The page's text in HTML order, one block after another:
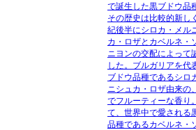
で誕生した黒ブドウ品
その歴史は比較的新し
紀後半にシロカ・メル
カ・ロザとカベルネ・
ニヨンの交配によって
した。ブルガリアを代
ブドウ品種であるシロ
ニシュカ・ロザ由来の
でフルーティーな香り
て、世界中で愛される
品種であるカベルネ・